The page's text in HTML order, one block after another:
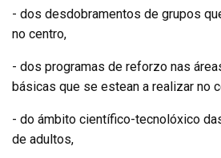
- dos desdobramentos de grupos
no centro,
- dos programas de reforzo nas
básicas que se estean a realizar no
- do ámbito científico-tecnolóxico
de adultos,